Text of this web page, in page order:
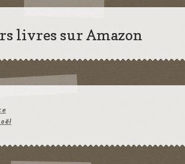
livres sur Amazon